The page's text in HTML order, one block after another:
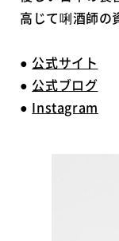
高じて唎酒師の
● 公式サイト
● 公式ブログ
● Instagram